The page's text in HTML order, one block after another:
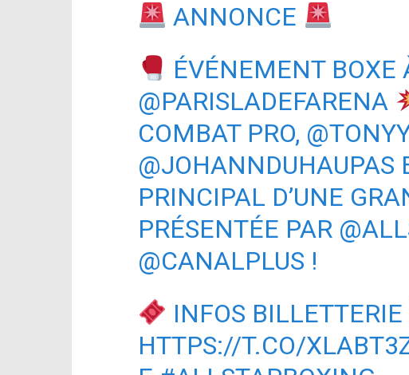
ANNONCE
ÉVÉNEMENT BOXE
@PARISLADEFARENA
COMBAT PRO,
@JOHANNDUHAUPAS
PRINCIPAL D’UNE
PRÉSENTÉE PAR
@CANALPLUS !
INFOS BILLETTERIE
HTTPS://T.CO/